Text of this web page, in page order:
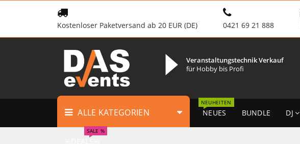
Kostenloser Paketversand ab 20 EUR (DE) 0421 69 21 888
Veranstaltungstechnik Verkauf
für Hobby bis Profi
ALLE KATEGORIEN NEUES
NEUHEITEN
BUNDLE DJ
SALE %